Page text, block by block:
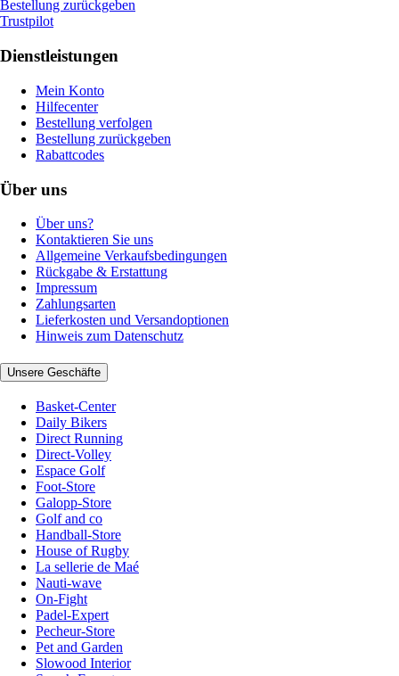
Bestellung zurückgeben
Trustpilot
Dienstleistungen
Mein Konto
Hilfecenter
Bestellung verfolgen
Bestellung zurückgeben
Rabattcodes
Über uns
Über uns?
Kontaktieren Sie uns
Allgemeine Verkaufsbedingungen
Rückgabe & Erstattung
Impressum
Zahlungsarten
Lieferkosten und Versandoptionen
Hinweis zum Datenschutz
Unsere Geschäfte
Basket-Center
Daily Bikers
Direct Running
Direct-Volley
Espace Golf
Foot-Store
Galopp-Store
Golf and co
Handball-Store
House of Rugby
La sellerie de Maé
Nauti-wave
On-Fight
Padel-Expert
Pecheur-Store
Pet and Garden
Slowood Interior